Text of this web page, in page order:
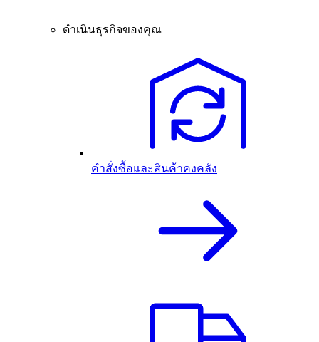
ดำเนินธุรกิจของคุณ
คำสั่งซื้อและสินค้าคงคลัง